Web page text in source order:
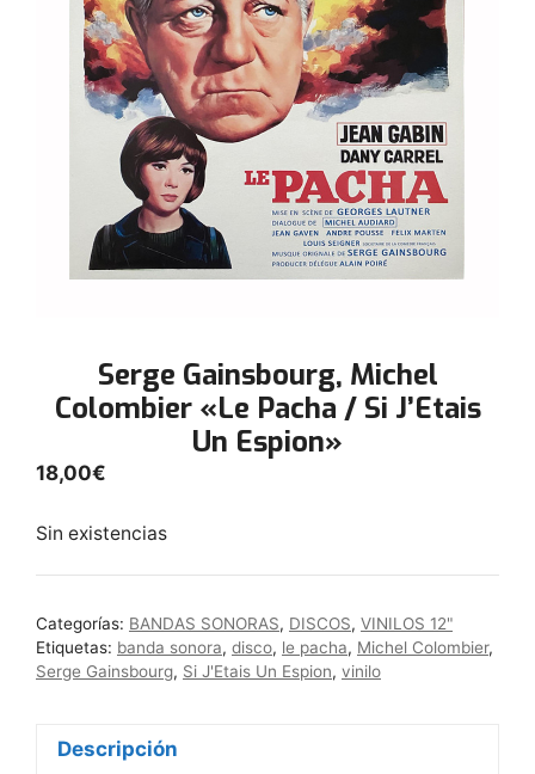
Serge Gainsbourg, Michel
Colombier «Le Pacha / Si J’Etais
Un Espion»
18,00€
Sin existencias
Categorías: BANDAS SONORAS, DISCOS, VINILOS 12"
Etiquetas: banda sonora, disco, le pacha, Michel Colombier,
Serge Gainsbourg, Si J'Etais Un Espion, vinilo
Descripción